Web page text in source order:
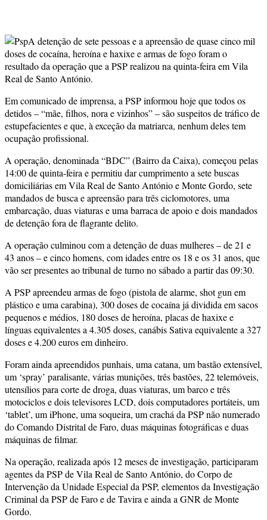
A detenção de sete pessoas e a apreensão de quase cinco mil
doses de cocaína, heroína e haxixe e armas de fogo foram o
resultado da operação que a PSP realizou na quinta-feira em Vila
Real de Santo António.
Em comunicado de imprensa, a PSP informou hoje que todos os
detidos – “mãe, filhos, nora e vizinhos” – são suspeitos de tráfico de
estupefacientes e que, à exceção da matriarca, nenhum deles tem
ocupação profissional.
A operação, denominada “BDC” (Bairro da Caixa), começou pelas
14:00 de quinta-feira e permitiu dar cumprimento a sete buscas
domiciliárias em Vila Real de Santo António e Monte Gordo, sete
mandados de busca e apreensão para três ciclomotores, uma
embarcação, duas viaturas e uma barraca de apoio e dois mandados
de detenção fora de flagrante delito.
A operação culminou com a detenção de duas mulheres – de 21 e
43 anos – e cinco homens, com idades entre os 18 e os 31 anos, que
vão ser presentes ao tribunal de turno no sábado a partir das 09:30.
A PSP apreendeu armas de fogo (pistola de alarme, shot gun em
plástico e uma carabina), 300 doses de cocaína já dividida em sacos
pequenos e médios, 180 doses de heroína, placas de haxixe e
línguas equivalentes a 4.305 doses, canábis Sativa equivalente a 327
doses e 4.200 euros em dinheiro.
Foram ainda apreendidos punhais, uma catana, um bastão extensível,
um ‘spray’ paralisante, várias munições, três bastões, 22 telemóveis,
utensílios para corte de droga, duas viaturas, um barco e três
motociclos e dois televisores LCD, dois computadores portáteis, um
‘tablet’, um iPhone, uma soqueira, um crachá da PSP não numerado
do Comando Distrital de Faro, duas máquinas fotográficas e duas
máquinas de filmar.
Na operação, realizada após 12 meses de investigação, participaram
agentes da PSP de Vila Real de Santo António, do Corpo de
Intervenção da Unidade Especial da PSP, elementos da Investigação
Criminal da PSP de Faro e de Tavira e ainda a GNR de Monte
Gordo.